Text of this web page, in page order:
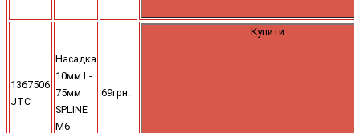
1367506
JTC
Насадка
10мм L-
75мм
SPLINE
M6
69грн.
Купити